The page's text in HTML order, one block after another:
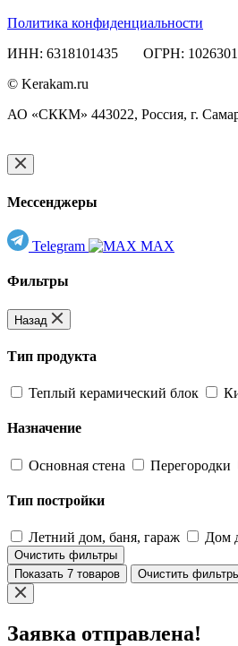
Политика конфиденциальности
ИНН: 6318101435 ОГРН:
© Kerakam.ru
АО «СККМ» 443022, Россия, г.
Мессенджеры
Telegram MAX
Фильтры
Назад
Тип продукта
Теплый керамический блок
Назначение
Основная стена Перегородки
Тип постройки
Летний дом, баня, гараж Дом
Очистить фильтры
Показать 7 товаров
Очистить
Заявка отправлена!